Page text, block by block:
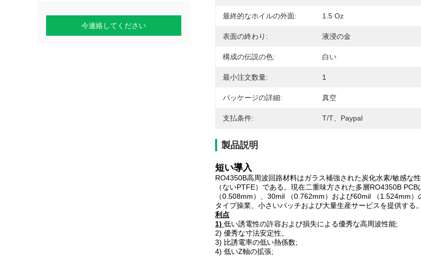
今連絡してください
最終的なホイルの外面: 1.5 Oz
表面の終わり: 液浸の金
構成の伝説の色: 白い
最小注文数量: 1
パッケージの詳細: 真空
支払条件: T/T、Paypal
製品説明
短い導入
RO4350B高周波回路材料はガラス補強された炭化水素/敏感な
（ないPTFE）である。現在二重味方された多層RO4350B
（0.508mm）、30mil （0.762mm）および60mil （1.524mm
タイプ操業、小さいバッチおよび大量生産サービスを提供する。
利点
1) 低い誘電性の許容および損失による優秀な高周波性能;
2) 優秀な寸法安定性。
3) 比誘電率の低い熱係数;
4) 低いZ軸の拡張;